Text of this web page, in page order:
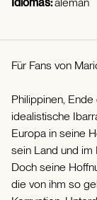
Für Fans von
Philippinen,
idealistische
Europa in seine
sein Land und im
Doch seine
die von ihm so